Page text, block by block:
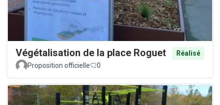
Végétalisation de la place Roguet
Réalisé
Proposition officielle
0